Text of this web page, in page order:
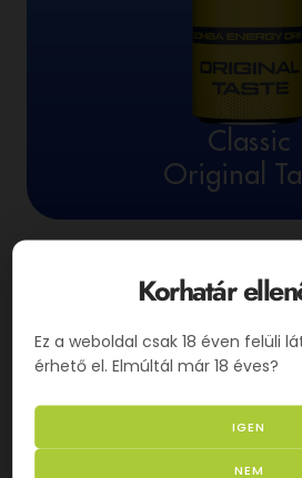
Classic
Original
Korhatár
Ez a weboldal csak 18 éven felüli
érhető el. Elmúltál már 18 éves?
IGEN
NEM